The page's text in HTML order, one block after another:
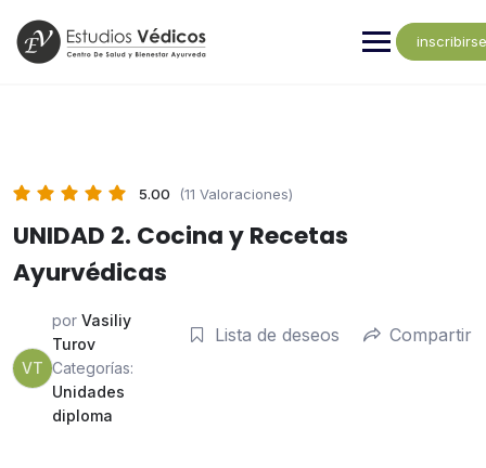
inscribirse
5.00 (11 Valoraciones)
UNIDAD 2. Cocina y Recetas
Ayurvédicas
VT
por Vasiliy
Turov
Categorías:
Unidades
diploma
Lista de deseos Compartir